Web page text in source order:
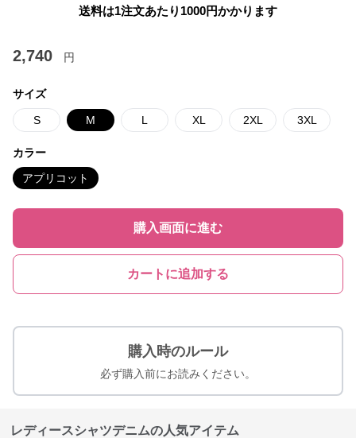
送料は1注文あたり 1000円かかります
2,740 円
サイズ
S M L XL 2XL 3XL
カラー
アプリコット
購入画面に進む
カートに追加する
購入時のルール
必ず購入前にお読みください。
レディースシャツデニムの人気アイテム